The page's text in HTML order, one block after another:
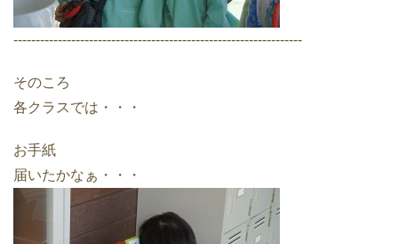
-----------------------------------------------------------------
そのころ
各クラスでは・・・
お手紙
届いたかなぁ・・・